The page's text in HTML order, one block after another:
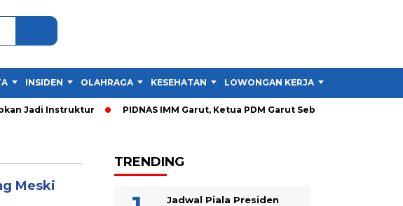
INSIDEN OLAHRAGA KESEHATAN LOWONGAN KERJA
Jadi Instruktur PIDNAS IMM Garut, Ketua PDM Garut Sebut RTL Lebih
Meski
TRENDING
Jadwal Piala Presiden